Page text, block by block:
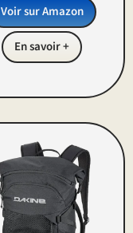
Voir sur Amazon
En savoir +